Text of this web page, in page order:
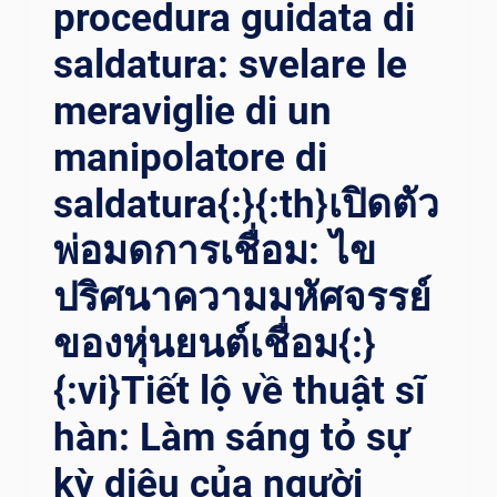
NALTERATE{:}{
:TH}เ
ปิดต
ัวน
วัตกรรมก
ชื่อม: ศ
ิลปะข
องล
ท่งท
ี่ไ
ม่เ
ปลี่ยนแปลง{:}{
:VI}GIỚI T
HIỆU P
HÁP H
ÀN T
IÊN T
procedura guidata di
saldatura: svelare le
meraviglie di un
manipolatore di
saldatura{:}{:th}เปิดตัว
พ่อมดการเชื่อม: ไข
ปริศนาความมหัศจรรย์
ของหุ่นยนต์เชื่อม{:}
{:vi}Tiết lộ về thuật sĩ
hàn: Làm sáng tỏ sự
kỳ diệu của người